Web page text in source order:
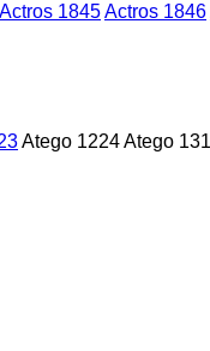
Actros 1845Actros 1846
Atego 1224Atego